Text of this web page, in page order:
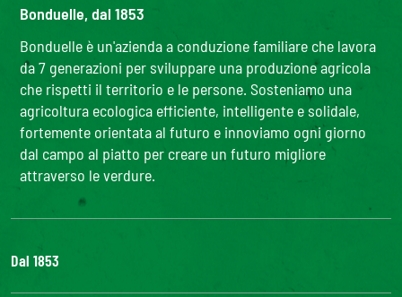
Bonduelle, dal 1853
Bonduelle è un'azienda a conduzione familiare che lavora
da 7 generazioni per sviluppare una produzione agricola
che rispetti il territorio e le persone. Sosteniamo una
agricoltura ecologica efficiente, intelligente e solidale,
fortemente orientata al futuro e innoviamo ogni giorno
dal campo al piatto per creare un futuro migliore
attraverso le verdure.
Dal 1853
Il Gruppo